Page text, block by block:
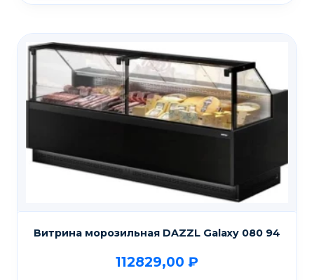
Витрина морозильная DAZZL Galaxy 080 94
112829,00 ₽